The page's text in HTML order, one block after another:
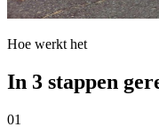
Hoe werkt het
In 3 stappen
01